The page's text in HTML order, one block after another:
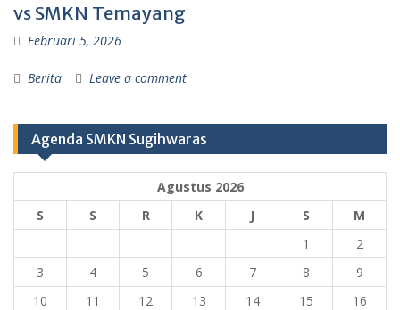
vs SMKN Temayang
Februari 5, 2026
Berita Leave a comment
Agenda SMKN Sugihwaras
Agustus 2026
S
S R K J S
M
1
2
3
4 5 6 7 8
9
10
11 12 13 14 15
16